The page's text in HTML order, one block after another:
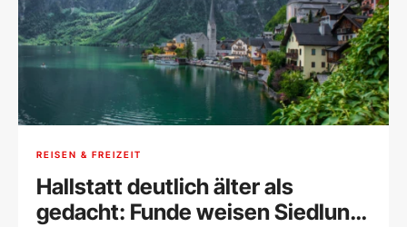
REISEN & FREIZEIT
Hallstatt deutlich älter als
gedacht: Funde weisen Siedlung